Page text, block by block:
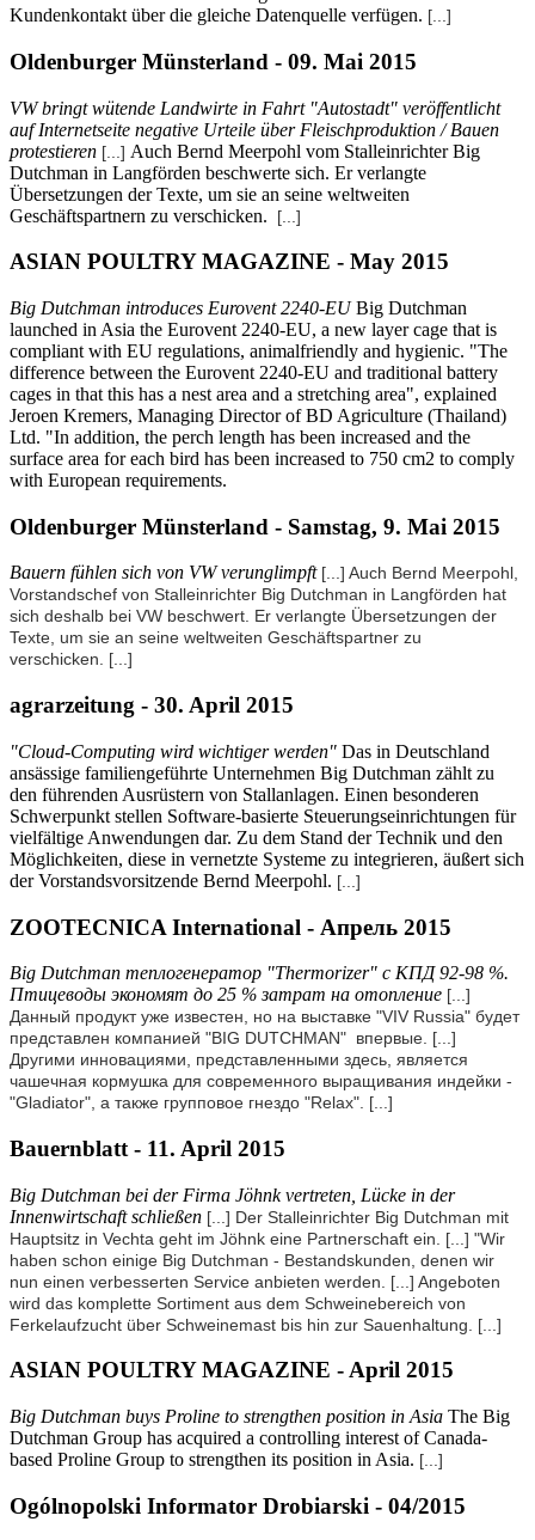
Kundenkontakt über die gleiche Datenquelle verfügen. [...]
Oldenburger Münsterland - 09. Mai 2015
VW bringt wütende Landwirte in Fahrt "Autostadt" veröffentlicht
auf Internetseite negative Urteile über Fleischproduktion / Bauen
protestieren [...] Auch Bernd Meerpohl vom Stalleinrichter Big
Dutchman in Langförden beschwerte sich. Er verlangte
Übersetzungen der Texte, um sie an seine weltweiten
Geschäftspartnern zu verschicken.
[...]
ASIAN POULTRY MAGAZINE - May 2015
Big Dutchman introduces Eurovent 2240-EUBig Dutchman
launched in Asia the Eurovent 2240-EU, a new layer cage that is
compliant with EU regulations, animalfriendly and hygienic. "The
difference between the Eurovent 2240-EU and traditional battery
cages in that this has a nest area and a stretching area", explained
Jeroen Kremers, Managing Director of BD Agriculture (Thailand)
Ltd. "In addition, the perch length has been increased and the
surface area for each bird has been increased to 750 cm2 to comply
with European requirements.
Oldenburger Münsterland - Samstag, 9. Mai 2015
Bauern fühlen sich von VW verunglimpft [...] Auch Bernd Meerpohl,
Vorstandschef von Stalleinrichter Big Dutchman in Langförden hat
sich deshalb bei VW beschwert. Er verlangte Übersetzungen der
Texte, um sie an seine weltweiten Geschäftspartner zu
verschicken. [...]
agrarzeitung - 30. April 2015
"Cloud-Computing wird wichtiger werden" Das in Deutschland
ansässige familiengeführte Unternehmen Big Dutchman zählt zu
den führenden Ausrüstern von Stallanlagen. Einen besonderen
Schwerpunkt stellen Software-basierte Steuerungseinrichtungen für
vielfältige Anwendungen dar. Zu dem Stand der Technik und den
Möglichkeiten, diese in vernetzte Systeme zu integrieren, äußert sich
der Vorstandsvorsitzende Bernd Meerpohl. [...]
ZOOTECNICA International - Апрель 2015
Big Dutchman теплогенератор "Thermorizer" с КПД 92-98 %.
Птицеводы экономят до 25 % затрат на отопление [...]
Данный продукт уже известен, но на выставке "VIV Russia" будет
представлен компанией "BIG DUTCHMAN" впервые. [...]
Другими инновациями, представленными здесь, является
чашечная кормушка для современного выращивания индейки -
"Gladiator", а также групповое гнездо "Relax". [...]
Bauernblatt - 11. April 2015
Big Dutchman bei der Firma Jöhnk vertreten, Lücke in der
Innenwirtschaft schließen [...] Der Stalleinrichter Big Dutchman mit
Hauptsitz in Vechta geht im Jöhnk eine Partnerschaft ein. [...] "Wir
haben schon einige Big Dutchman - Bestandskunden, denen wir
nun einen verbesserten Service anbieten werden. [...] Angeboten
wird das komplette Sortiment aus dem Schweinebereich von
Ferkelaufzucht über Schweinemast bis hin zur Sauenhaltung. [...]
ASIAN POULTRY MAGAZINE - April 2015
Big Dutchman buys Proline to strengthen position in Asia The Big
Dutchman Group has acquired a controlling interest of Canada-
based Proline Group to strengthen its position in Asia. [...]
Ogólnopolski Informator Drobiarski - 04/2015